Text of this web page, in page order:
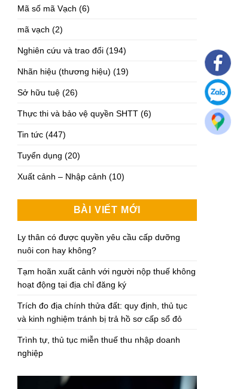
Mã số mã Vạch (6)
mã vạch (2)
Nghiên cứu và trao đổi (194)
Nhãn hiệu (thương hiệu) (19)
Sở hữu tuệ (26)
Thực thi và bảo vệ quyền SHTT (6)
Tin tức (447)
Tuyển dụng (20)
Xuất cảnh – Nhập cảnh (10)
BÀI VIẾT MỚI
Ly thân có được quyền yêu cầu cấp dưỡng
nuôi con hay không?
Tạm hoãn xuất cảnh với người nộp thuế không
hoạt động tại địa chỉ đăng ký
Trích đo địa chính thửa đất: quy định, thủ tục
và kinh nghiệm tránh bị trả hồ sơ cấp sổ đỏ
Trình tự, thủ tục miễn thuế thu nhập doanh
nghiệp